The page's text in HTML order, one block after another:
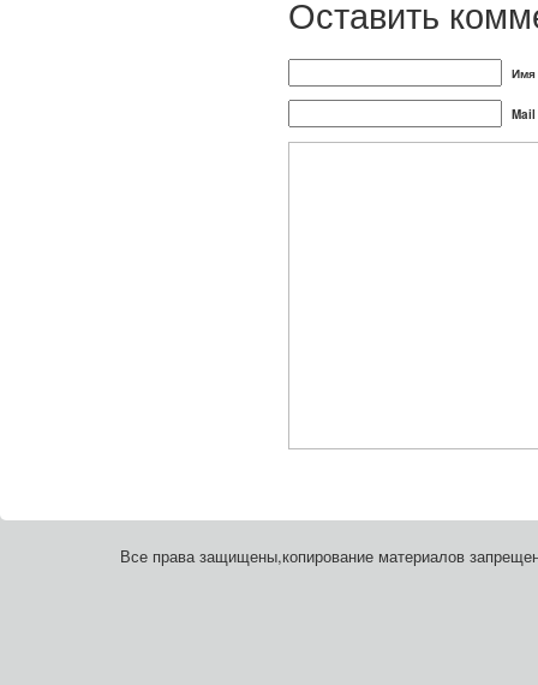
Оставить
Имя
Mail
Все права защищены,копирование материалов